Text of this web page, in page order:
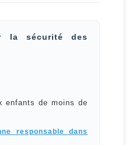
la sécurité des
enfants de moins de
responsable dans